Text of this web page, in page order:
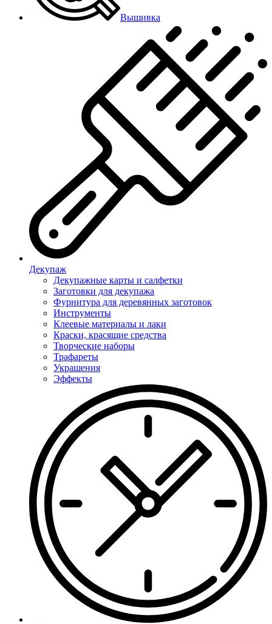
Вышивка
Декупаж
Декупажные карты и салфетки
Заготовки для декупажа
Фурнитура для деревянных заготовок
Инструменты
Клеевые материалы и лаки
Краски, красящие средства
Творческие наборы
Трафареты
Украшения
Эффекты